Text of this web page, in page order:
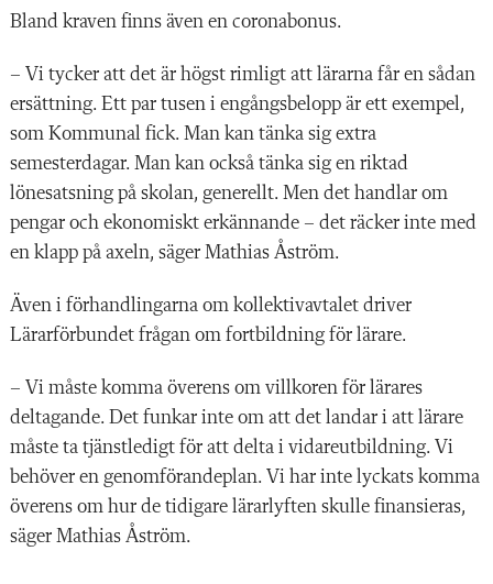
Bland kraven finns även en coronabonus.
– Vi tycker att det är högst rimligt att lärarna får en sådan
ersättning. Ett par tusen i engångsbelopp är ett exempel,
som Kommunal fick. Man kan tänka sig extra
semesterdagar. Man kan också tänka sig en riktad
lönesatsning på skolan, generellt. Men det handlar om
pengar och ekonomiskt erkännande – det räcker inte med
en klapp på axeln, säger Mathias Åström.
Även i förhandlingarna om kollektivavtalet driver
Lärarförbundet frågan om fortbildning för lärare.
– Vi måste komma överens om villkoren för lärares
deltagande. Det funkar inte om att det landar i att lärare
måste ta tjänstledigt för att delta i vidareutbildning. Vi
behöver en genomförandeplan. Vi har inte lyckats komma
överens om hur de tidigare lärarlyften skulle finansieras,
säger Mathias Åström.